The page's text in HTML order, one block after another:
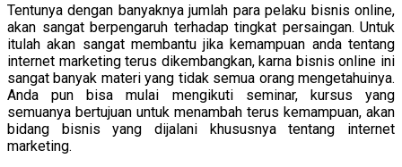
Tentunya dengan banyaknya jumlah para pelaku bisnis online,
akan sangat berpengaruh terhadap tingkat persaingan. Untuk
itulah akan sangat membantu jika kemampuan anda tentang
internet marketing terus dikembangkan, karna bisnis online ini
sangat banyak materi yang tidak semua orang mengetahuinya.
Anda pun bisa mulai mengikuti seminar, kursus yang
semuanya bertujuan untuk menambah terus kemampuan, akan
bidang bisnis yang dijalani khususnya tentang internet
marketing.